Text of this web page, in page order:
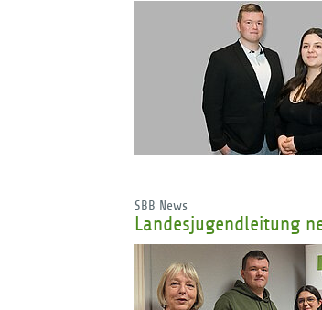
SBB News
Landesjugendleitung